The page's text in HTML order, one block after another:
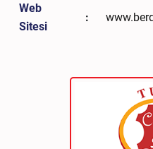
Web
Sitesi
: